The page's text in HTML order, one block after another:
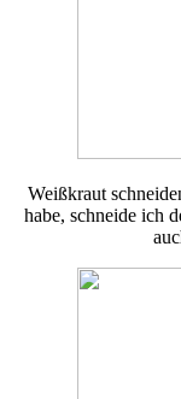
Weißkraut
habe, schneide ich